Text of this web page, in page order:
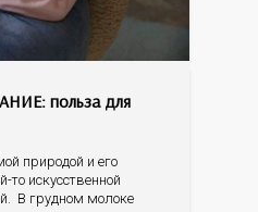
польза для
природой и его
то искусственной
В грудном молоке